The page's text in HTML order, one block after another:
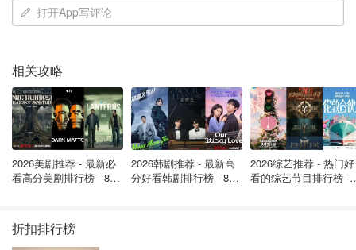
◼️ 电音艺人Anyma取消了深夜演出。
打开App写评论
相关攻略
2026美剧推荐 - 最新必
看高分美剧排行榜 - 8月
2026韩剧推荐 - 最新高
分好看韩剧排行榜 - 8月
2026综艺推荐 - 热门好
看的综艺节目排行榜 -
折扣排行榜